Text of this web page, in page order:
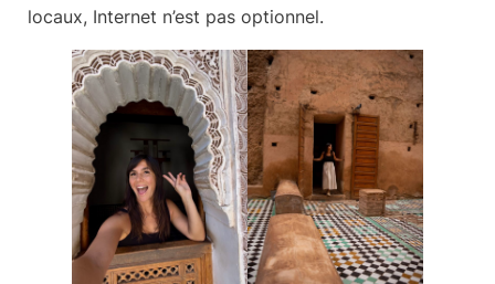
locaux, Internet n’est pas optionnel.